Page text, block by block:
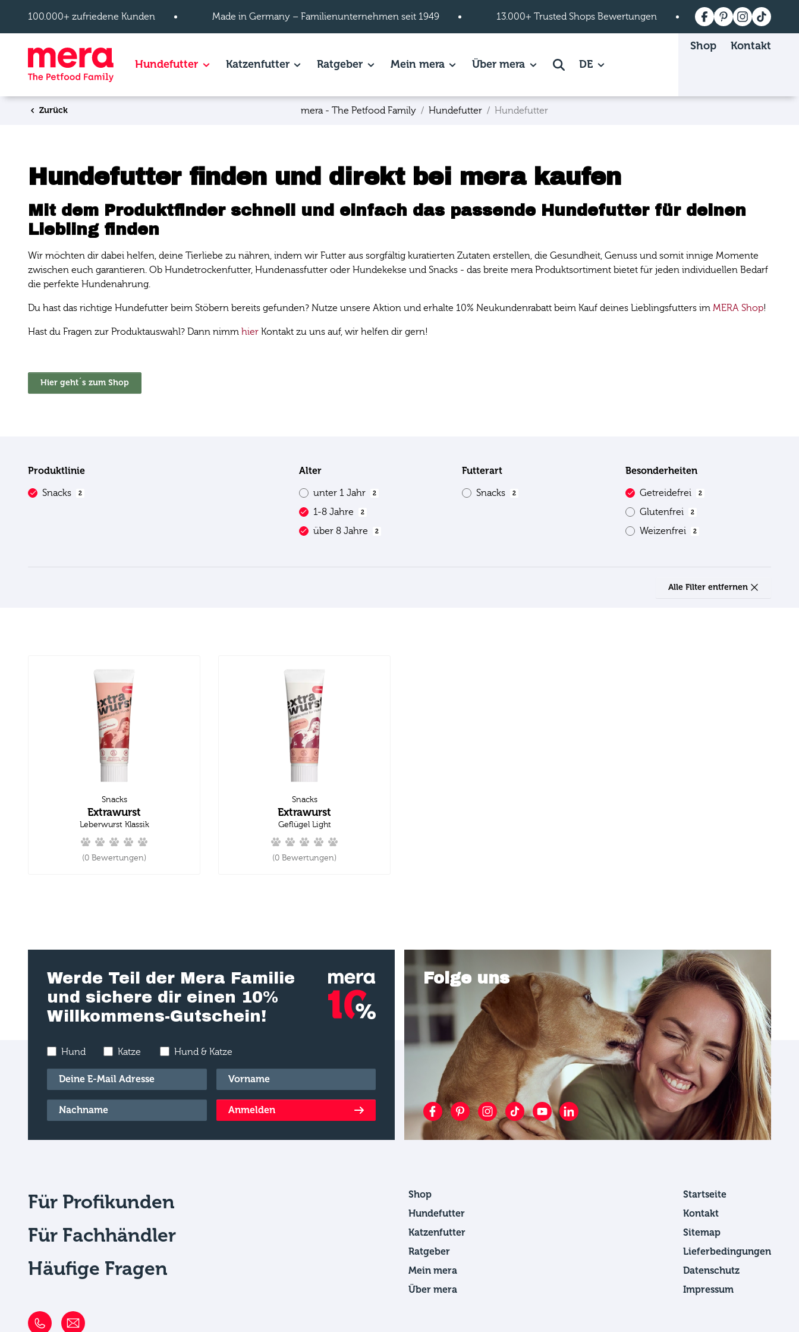
100.000+ zufriedene Kunden
Made in Germany – Familienunternehmen seit 1949 13.000+ Trusted Shops Bewertungen Versandkostenfrei
HundefutterShow subpages of Hundefutter page.
KatzenfutterShow subpages of Katzenfutter page.
RatgeberShow subpages of Ratgeber page.
Mein meraShow subpages of Mein mera page.
Über meraShow subpages of Über mera page.
Suche DE
Shop Kontakt
Zurück mera - The Petfood Family Hundefutter Hundefutter
Hundefutter finden und direkt bei mera kaufen
Mit dem Produktfinder schnell und einfach das passende Hundefutter für deinen
Liebling finden
Wir möchten dir dabei helfen, deine Tierliebe zu nähren, indem wir Futter aus sorgfältig kuratierten Zutaten erstellen, die Gesundheit, Genuss und somit innige Momente
zwischen euch garantieren. Ob Hundetrockenfutter, Hundenassfutter oder Hundekekse und Snacks - das breite mera Produktsortiment bietet für jeden individuellen Bedarf
die perfekte Hundenahrung.
Du hast das richtige Hundefutter beim Stöbern bereits gefunden? Nutze unsere Aktion und erhalte 10% Neukundenrabatt beim Kauf deines Lieblingsfutters im MERA Shop!
Hast du Fragen zur Produktauswahl? Dann nimm hier Kontakt zu uns auf, wir helfen dir gern!
Hier geht´s zum Shop
Produktlinie
Snacks 2
Alter
unter 1 Jahr 2
1-8 Jahre 2
über 8 Jahre 2
Futterart
Snacks 2
Besonderheiten
Getreidefrei 2
Glutenfrei 2
Weizenfrei 2
Alle Filter entfernen
Snacks
Extrawurst
Leberwurst Klassik
(0 Bewertungen)
Snacks
Extrawurst
Geflügel Light
(0 Bewertungen)
Werde Teil der Mera Familie
und sichere dir einen 10%
Willkommens-Gutschein!
Hund Katze Hund & Katze
E-Mail* Vorname*
Nachname* Anmelden
Folge uns
Für Profikunden
Für Fachhändler
Häufige Fragen
Shop
Hundefutter
Katzenfutter
Ratgeber
Mein mera
Über mera
Startseite
Kontakt
Sitemap
Lieferbedingungen
Datenschutz
Impressum